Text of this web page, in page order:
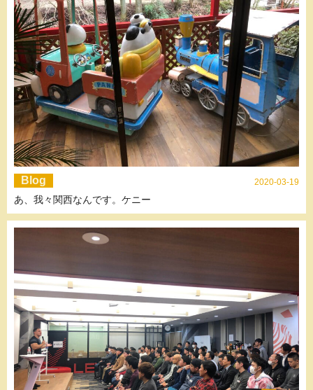
Blog 2020-03-19
あ、我々関西なんです。ケニー